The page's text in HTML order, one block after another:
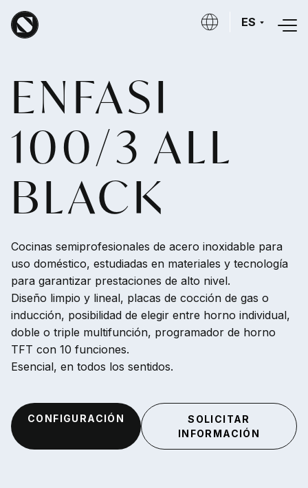
Skip to main content
ES
ENFASI
100/3 ALL
BLACK
Cocinas semiprofesionales de acero inoxidable para
uso doméstico, estudiadas en materiales y tecnología
para garantizar prestaciones de alto nivel.
Diseño limpio y lineal, placas de cocción de gas o
inducción, posibilidad de elegir entre horno individual,
doble o triple multifunción, programador de horno
TFT con 10 funciones.
Esencial, en todos los sentidos.
CONFIGURACIÓN
SOLICITAR
INFORMACIÓN